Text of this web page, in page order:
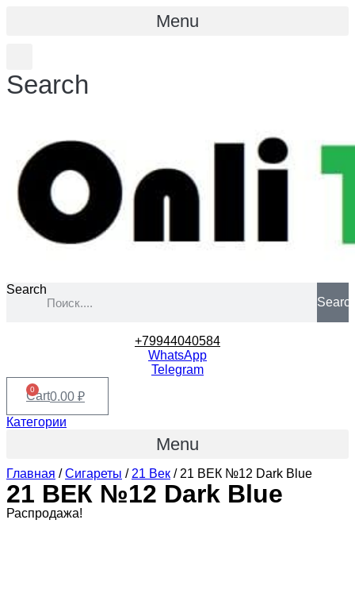
Menu
Search
Search
+79944040584
WhatsApp
Telegram
0.00 ₽
0
Cart
Категории
Menu
Главная /Сигареты / 21 Век / 21 ВЕК №12 Dark Blue
21 ВЕК №12 Dark Blue
Распродажа!